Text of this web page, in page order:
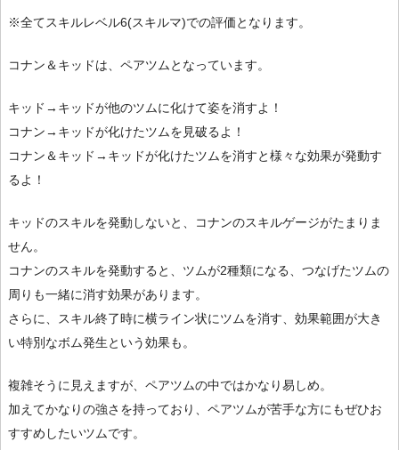
※全てスキルレベル6(スキルマ)での評価となります。
コナン＆キッドは、ペアツムとなっています。
キッド→キッドが他のツムに化けて姿を消すよ！
コナン→キッドが化けたツムを見破るよ！
コナン＆キッド→キッドが化けたツムを消すと様々な効果が発動す
るよ！
キッドのスキルを発動しないと、コナンのスキルゲージがたまりま
せん。
コナンのスキルを発動すると、ツムが2種類になる、つなげたツムの
周りも一緒に消す効果があります。
さらに、スキル終了時に横ライン状にツムを消す、効果範囲が大き
い特別なボム発生という効果も。
複雑そうに見えますが、ペアツムの中ではかなり易しめ。
加えてかなりの強さを持っており、ペアツムが苦手な方にもぜひお
すすめしたいツムです。